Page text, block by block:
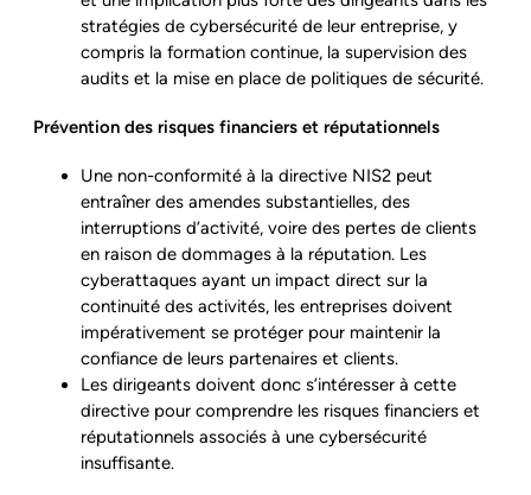
stratégies de cybersécurité de leur entreprise, y
compris la formation continue, la supervision des
audits et la mise en place de politiques de sécurité.
Prévention des risques financiers et réputationnels
Une non-conformité à la directive NIS2 peut
entraîner des amendes substantielles, des
interruptions d’activité, voire des pertes de clients
en raison de dommages à la réputation. Les
cyberattaques ayant un impact direct sur la
continuité des activités, les entreprises doivent
impérativement se protéger pour maintenir la
confiance de leurs partenaires et clients.
Les dirigeants doivent donc s’intéresser à cette
directive pour comprendre les risques financiers et
réputationnels associés à une cybersécurité
insuffisante.